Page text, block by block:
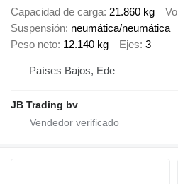
Capacidad de carga 21.860 kg
Suspensión neumática/neumática
Peso neto 12.140 kg Ejes 3
Países Bajos, Ede
JB Trading bv